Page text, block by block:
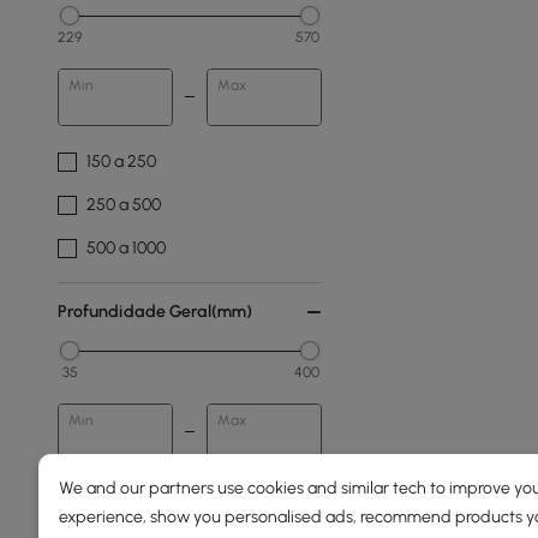
229 570
Min Max
150 a 250
250 a 500
500 a 1000
Profundidade Geral(mm)
35 400
Min Max
Concluir
We and our partners use cookies and similar tech to improve
experience, show you personalised ads, recommend products